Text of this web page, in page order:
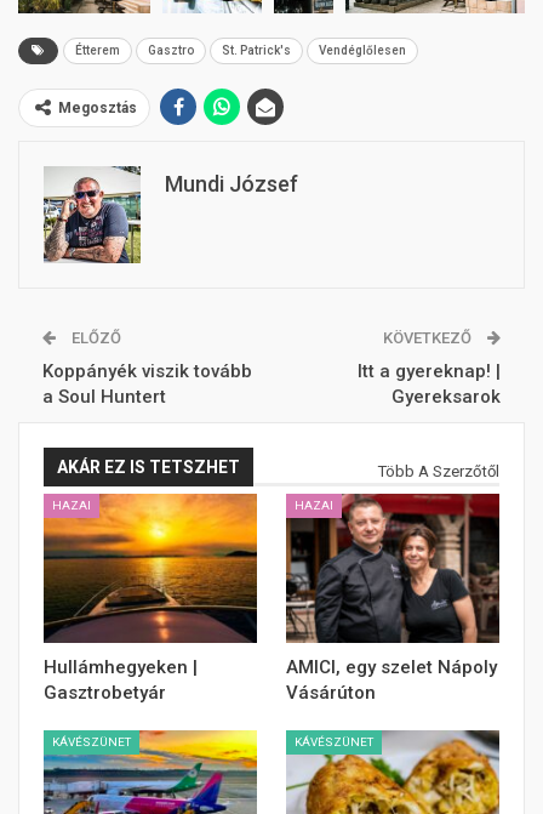
Étterem Gasztro St. Patrick's Vendéglőlesen
Megosztás
Mundi József
ELŐZŐ
Koppányék viszik tovább
a Soul Huntert
KÖVETKEZŐ
Itt a gyereknap! |
Gyereksarok
AKÁR EZ IS TETSZHET Több A Szerzőtől
HAZAI
Hullámhegyeken |
Gasztrobetyár
HAZAI
AMICI, egy szelet Nápoly
Vásárúton
KÁVÉSZÜNET KÁVÉSZÜNET